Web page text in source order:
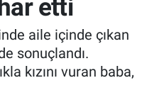
etti
aile içinde çıkan
sonuçlandı.
kızını vuran baba,
Fikstür